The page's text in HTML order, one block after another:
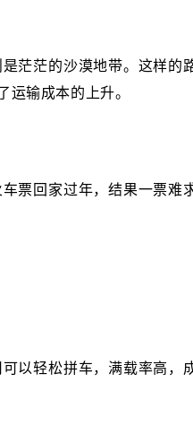
茫茫的沙漠地带。这样的
运输成本的上升。
票回家过年，结果一票难
以轻松拼车，满载率高，